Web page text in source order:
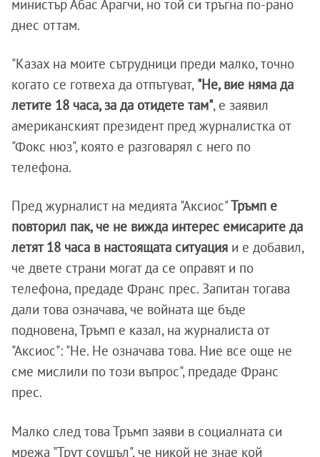
министър Абас Арагчи, но той си тръгна по-рано
днес оттам.
"Казах на моите сътрудници преди малко, точно
когато се готвеха да отпътуват, "Не, вие няма да
летите 18 часа, за да отидете там", е заявил
американският президент пред журналистка от
"Фокс нюз", която е разговарял с него по
телефона.
Пред журналист на медията "Аксиос"Тръмп е
повторил пак, че не вижда интерес емисарите да
летят 18 часа в настоящата ситуация и е добавил,
че двете страни могат да се оправят и по
телефона, предаде Франс прес. Запитан тогава
дали това означава, че войната ще бъде
подновена, Тръмп е казал, на журналиста от
"Аксиос": "Не. Не означава това. Ние все още не
сме мислили по този въпрос", предаде Франс
прес.
Малко след това Тръмп заяви в социалната си
мрежа "Трут соушъл", че никой не знае кой